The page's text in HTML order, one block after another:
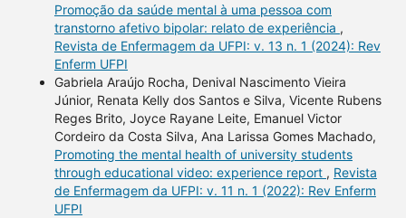
Promoção da saúde mental à uma pessoa com
transtorno afetivo bipolar: relato de experiência ,
Revista de Enfermagem da UFPI: v. 13 n. 1 (2024): Rev
Enferm UFPI
Gabriela Araújo Rocha, Denival Nascimento Vieira
Júnior, Renata Kelly dos Santos e Silva, Vicente Rubens
Reges Brito, Joyce Rayane Leite, Emanuel Victor
Cordeiro da Costa Silva, Ana Larissa Gomes Machado,
Promoting the mental health of university students
through educational video: experience report , Revista
de Enfermagem da UFPI: v. 11 n. 1 (2022): Rev Enferm
UFPI